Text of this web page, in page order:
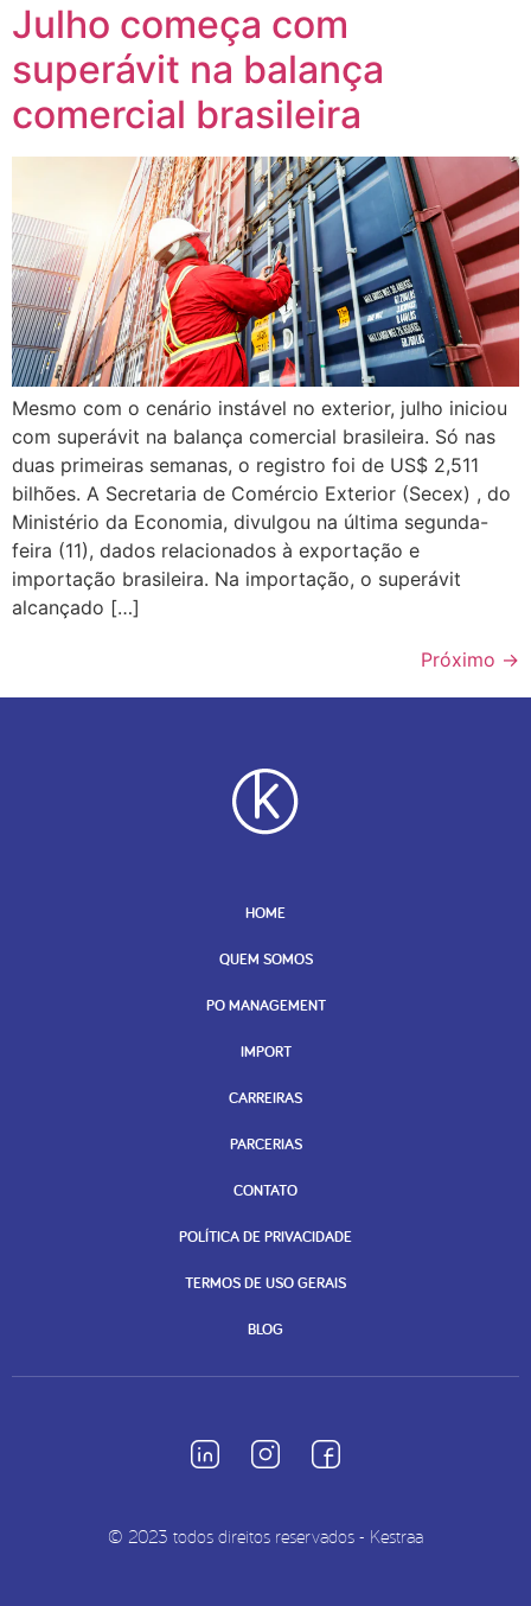
Julho começa com
superávit na balança
comercial brasileira
Mesmo com o cenário instável no exterior, julho iniciou
com superávit na balança comercial brasileira. Só nas
duas primeiras semanas, o registro foi de US$ 2,511
bilhões. A Secretaria de Comércio Exterior (Secex) , do
Ministério da Economia, divulgou na última segunda-
feira (11), dados relacionados à exportação e
importação brasileira. Na importação, o superávit
alcançado […]
Próximo →
HOME
QUEM SOMOS
PO MANAGEMENT
IMPORT
CARREIRAS
PARCERIAS
CONTATO
POLÍTICA DE PRIVACIDADE
TERMOS DE USO GERAIS
BLOG
© 2023 todos direitos reservados - Kestraa